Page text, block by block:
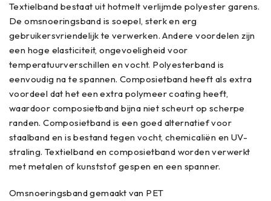
Textielband bestaat uit hotmelt verlijmde polyester garens.
De omsnoeringsband is soepel, sterk en erg
gebruikersvriendelijk te verwerken. Andere voordelen zijn
een hoge elasticiteit, ongevoeligheid voor
temperatuurverschillen en vocht. Polyesterband is
eenvoudig na te spannen. Composietband heeft als extra
voordeel dat het een extra polymeer coating heeft,
waardoor composietband bijna niet scheurt op scherpe
randen. Composietband is een goed alternatief voor
staalband en is bestand tegen vocht, chemicaliën en UV-
straling. Textielband en composietband worden verwerkt
met metalen of kunststof gespen en een spanner.
Omsnoeringsband gemaakt van PET